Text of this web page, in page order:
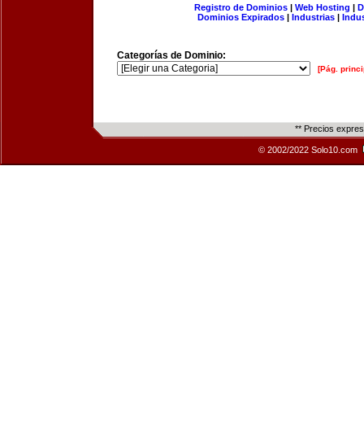
Registro de Dominios| Web Hosting |
Dominios Expirados | Industrias |
Categorías de Dominio:
[Pág.
** Precios
© 2002/2022 Solo10.com